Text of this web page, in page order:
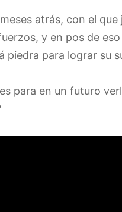
atrás, con el
y en pos de
piedra para lograr su
para en un futuro